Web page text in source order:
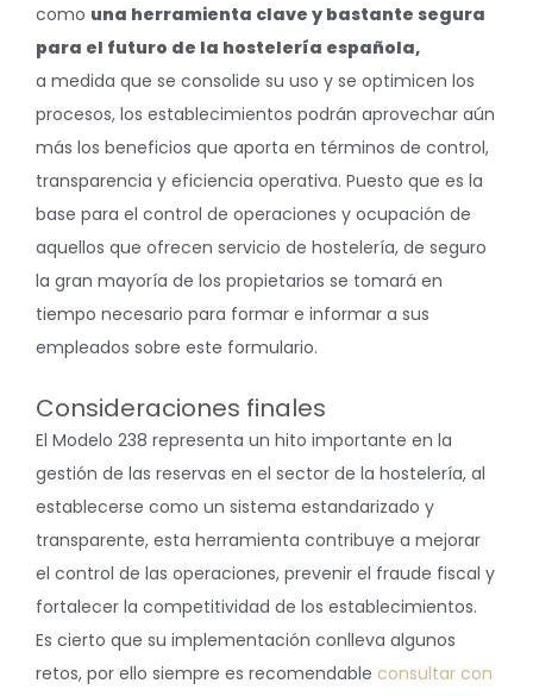
como una herramienta clave y bastante segura
para el futuro de la hostelería española,
a medida que se consolide su uso y se optimicen los
procesos, los establecimientos podrán aprovechar aún
más los beneficios que aporta en términos de control,
transparencia y eficiencia operativa. Puesto que es la
base para el control de operaciones y ocupación de
aquellos que ofrecen servicio de hostelería, de seguro
la gran mayoría de los propietarios se tomará en
tiempo necesario para formar e informar a sus
empleados sobre este formulario.
Consideraciones finales
El Modelo 238 representa un hito importante en la
gestión de las reservas en el sector de la hostelería, al
establecerse como un sistema estandarizado y
transparente, esta herramienta contribuye a mejorar
el control de las operaciones, prevenir el fraude fiscal y
fortalecer la competitividad de los establecimientos.
Es cierto que su implementación conlleva algunos
retos, por ello siempre es recomendable consultar con